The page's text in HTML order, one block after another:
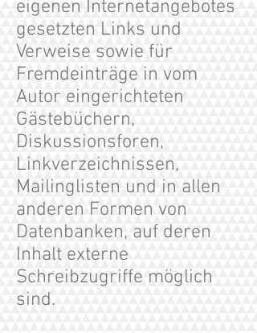
eigenen Internetangebotes
gesetzten Links und
Verweise sowie für
Fremdeinträge in vom
Autor eingerichteten
Gästebüchern,
Diskussionsforen,
Linkverzeichnissen,
Mailinglisten und in allen
anderen Formen von
Datenbanken, auf deren
Inhalt externe
Schreibzugriffe möglich
sind.